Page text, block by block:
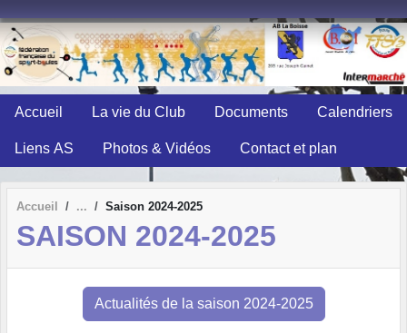
Accueil La vie du Club Documents Calendriers
Liens AS Photos & Vidéos Contact et plan
Accueil Saison 2024-2025
SAISON 2024-2025
Actualités de la saison 2024-2025